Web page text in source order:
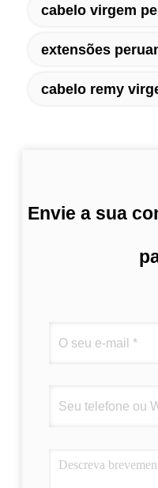
cabelo virgem
extensões
cabelo remy
Envie a sua